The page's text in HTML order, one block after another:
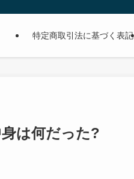
特定商取引法に基づく表記
は何だった?